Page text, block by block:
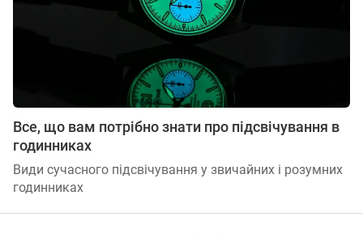
Все, що вам потрібно знати про підсвічування в
годинниках
Види сучасного підсвічування у звичайних і розумних
годинниках